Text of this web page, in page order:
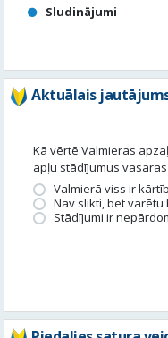
Sludinājumi
Aktuālais
Kā vērtē Valmieras
apļu stādījumus
Valmierā viss ir
Nav slikti, bet varētu
Stādījumi ir